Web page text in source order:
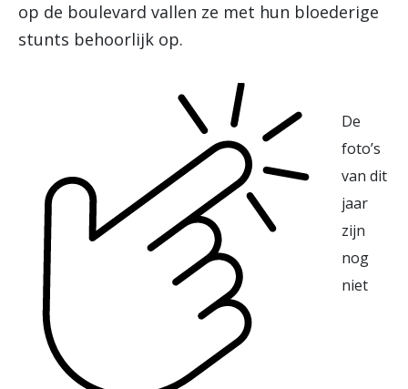
op de boulevard vallen ze met hun bloederige
stunts behoorlijk op.
De
foto’s
van dit
jaar
zijn
nog
niet